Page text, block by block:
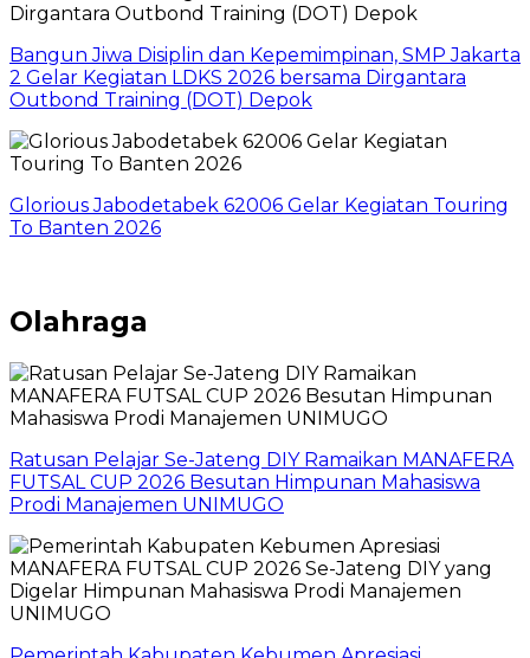
Bangun Jiwa Disiplin dan Kepemimpinan, SMP Jakarta
2 Gelar Kegiatan LDKS 2026 bersama Dirgantara
Outbond Training (DOT) Depok
Glorious Jabodetabek 62006 Gelar Kegiatan Touring
To Banten 2026
Olahraga
Ratusan Pelajar Se-Jateng DIY Ramaikan MANAFERA
FUTSAL CUP 2026 Besutan Himpunan Mahasiswa
Prodi Manajemen UNIMUGO